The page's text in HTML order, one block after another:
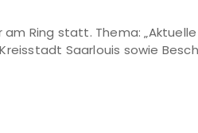
Ring statt. Thema:
Saarlouis sowie